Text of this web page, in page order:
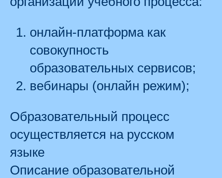
онлайн-платформа как
совокупность
образовательных сервисов;
вебинары (онлайн режим);
Образовательный процесс
осуществляется на русском
языке
Описание образовательной